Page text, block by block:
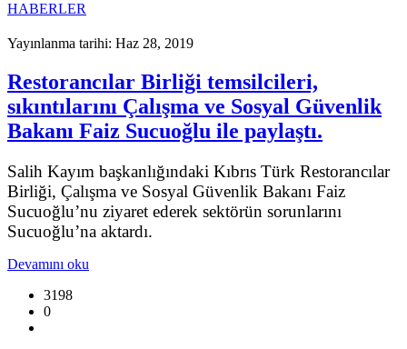
HABERLER
Yayınlanma tarihi: Haz 28, 2019
Restorancılar Birliği temsilcileri,
sıkıntılarını Çalışma ve Sosyal Güvenlik
Bakanı Faiz Sucuoğlu ile paylaştı.
Salih Kayım başkanlığındaki Kıbrıs Türk Restorancılar
Birliği, Çalışma ve Sosyal Güvenlik Bakanı Faiz
Sucuoğlu’nu ziyaret ederek sektörün sorunlarını
Sucuoğlu’na aktardı.
Devamını oku
3198
0